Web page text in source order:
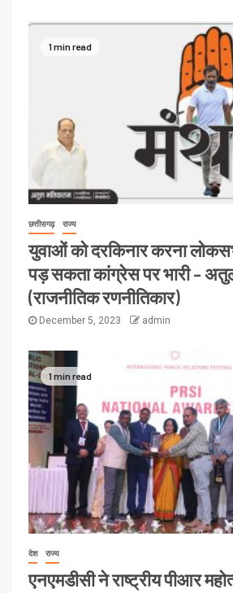
1 min read
छत्तीसगढ़ राज्य
युवाओं को दरकिनार करना
पड़ सकता कांग्रेस पर भारी –
(राजनीतिक रणनीतिकार)
December 5, 2023 admin
1 min read
देश राज्य
एनएमडीसी ने राष्ट्रीय पीआर